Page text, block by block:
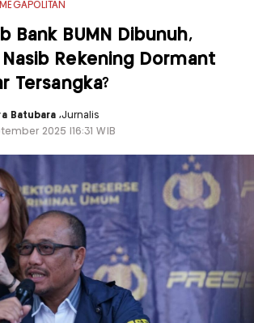
MEGAPOLITAN
Bank BUMN Dibunuh,
Nasib Rekening Dormant
Tersangka?
Batubara,Jurnalis
2025 |16:31 WIB